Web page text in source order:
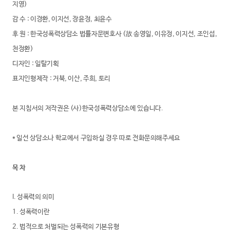
지영)
감 수 : 이경환, 이지선, 장윤정, 최윤수
후 원 : 한국성폭력상담소 법률자문변호사 (故 송영일, 이유정, 이지선, 조인섭,
천정환)
디자인 : 일탈기획
표지인형제작 : 거북, 이산, 주희, 토리
본 지침서의 저작권은 (사)한국성폭력상담소에 있습니다.
* 일선 상담소나 학교에서 구입하실 경우 따로 전화문의해주세요
목 차
I. 성폭력의 의미
1. 성폭력이란
2. 법적으로 처벌되는 성폭력의 기본유형